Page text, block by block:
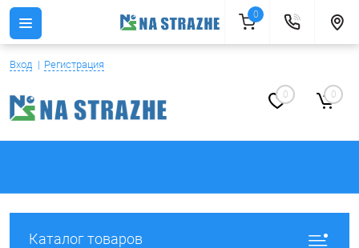
Вход Регистрация
0 0
Каталог товаров
0